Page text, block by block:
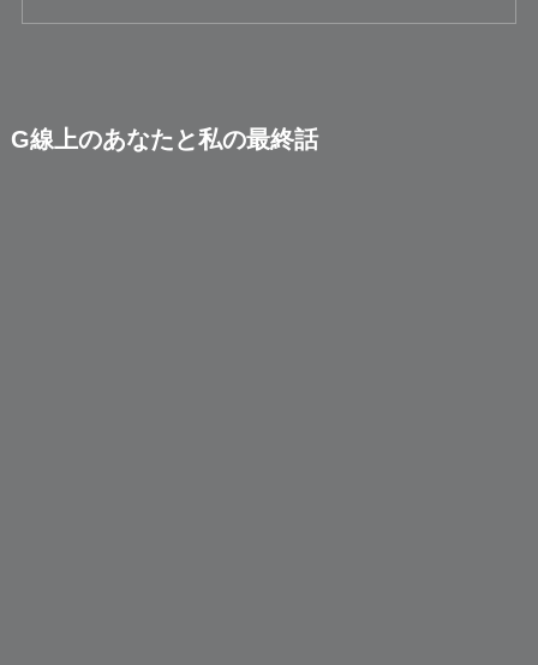
G線上のあなたと私の最終話